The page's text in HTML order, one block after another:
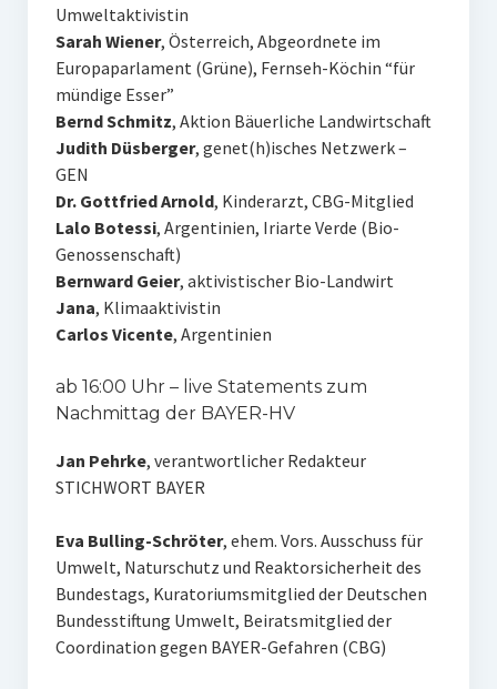
Umweltaktivistin
Sarah Wiener, Österreich, Abgeordnete im
Europaparlament (Grüne), Fernseh-Köchin “für
mündige Esser”
Bernd Schmitz, Aktion Bäuerliche Landwirtschaft
Judith Düsberger, genet(h)isches Netzwerk –
GEN
Dr. Gottfried Arnold, Kinderarzt, CBG-Mitglied
Lalo Botessi, Argentinien, Iriarte Verde (Bio-
Genossenschaft)
Bernward Geier, aktivistischer Bio-Landwirt
Jana, Klimaaktivistin
Carlos Vicente, Argentinien
ab 16:00 Uhr – live Statements zum
Nachmittag der BAYER-HV
Jan Pehrke, verantwortlicher Redakteur
STICHWORT BAYER
Eva Bulling-Schröter, ehem. Vors. Ausschuss für
Umwelt, Naturschutz und Reaktorsicherheit des
Bundestags, Kuratoriumsmitglied der Deutschen
Bundesstiftung Umwelt, Beiratsmitglied der
Coordination gegen BAYER-Gefahren (CBG)